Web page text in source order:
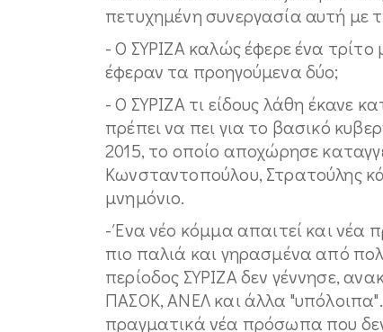
πετυχημένη συνεργασία αυτή με
- Ο ΣΥΡΙΖΑ καλώς έφερε ένα
έφεραν τα προηγούμενα δύο;
- Ο ΣΥΡΙΖΑ τι είδους λάθη έκανε
πρέπει να πει για το βασικό
2015, το οποίο αποχώρησε
Κωνσταντοπούλου, Στρατούλης
μνημόνιο.
- Ένα νέο κόμμα απαιτεί και νέα
πιο παλιά και γηρασμένα από
περίοδος ΣΥΡΙΖΑ δεν γέννησε,
ΠΑΣΟΚ, ΑΝΕΛ και άλλα
πραγματικά νέα πρόσωπα που